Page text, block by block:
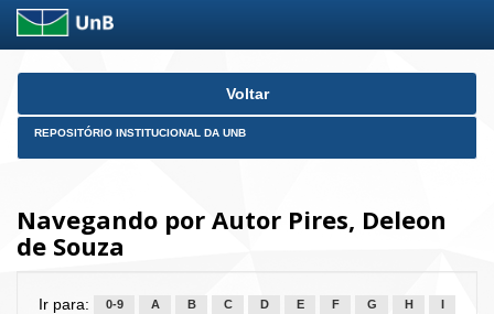
Skip
Voltar
REPOSITÓRIO INSTITUCIONAL DA UNB
Navegando por Autor Pires, Deleon
de Souza
Ir para: 0-9 A B C D E F G H